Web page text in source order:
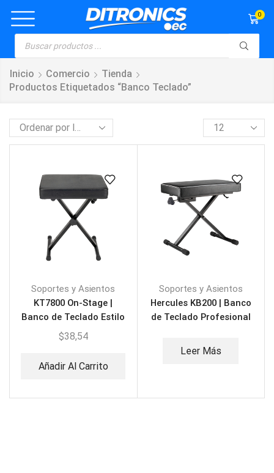
0
Inicio Comercio
Tienda
Productos Etiquetados “banco Teclado”
Soportes y Asientos
KT7800 On-Stage |
Banco de Teclado Estilo
X de Tres Posiciones
$38,54
Añadir Al Carrito
Soportes y Asientos
Hercules KB200 | Banco
de Teclado Profesional
Leer Más